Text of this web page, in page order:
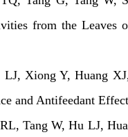
from the Leaves
LJ, Xiong Y, Huang
and Antifeedant
RL, Tang W, Hu LJ,